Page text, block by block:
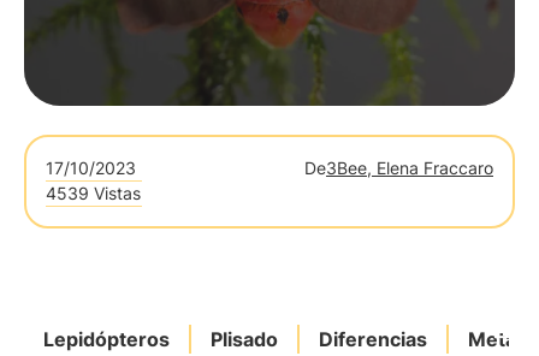
17/10/2023 De3Bee, Elena Fraccaro
4539 Vistas
Lepidópteros Plisado Diferencias